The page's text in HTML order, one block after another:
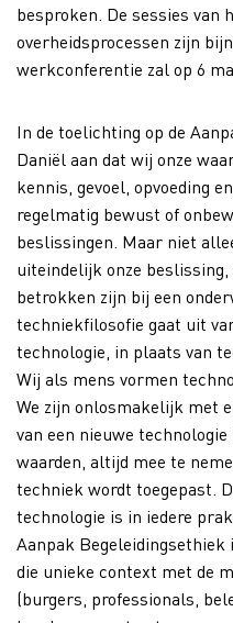
besproken. De sessies van
overheidsprocessen zijn
werkconferentie zal op 6
In de toelichting op de
Daniël aan dat wij onze
kennis, gevoel, opvoeding
regelmatig bewust of
beslissingen. Maar niet
uiteindelijk onze
betrokken zijn bij een
techniekfilosofie gaat uit
technologie, in plaats van
Wij als mens vormen
We zijn onlosmakelijk met
van een nieuwe
waarden, altijd mee te
techniek wordt toegepast.
technologie is in iedere
Aanpak
die unieke context met de
(burgers, professionals,